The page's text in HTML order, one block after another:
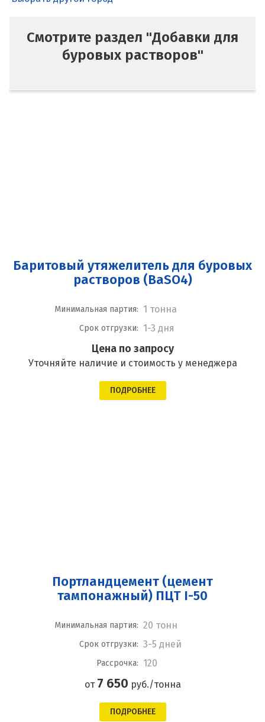
Смотрите раздел "Добавки для
буровых растворов"
Баритовый утяжелитель для буровых
растворов (BaSO4)
Минимальная партия: 1 тонна
Срок отгрузки: 1-3 дня
Цена по запросу
Уточняйте наличие и стоимость у менеджера
ПОДРОБНЕЕ
Портландцемент (цемент
тампонажный) ПЦТ I-50
Минимальная партия: 20 тонн
Срок отгрузки: 3-5 дней
Рассрочка: 120
от 7 650 руб./тонна
ПОДРОБНЕЕ